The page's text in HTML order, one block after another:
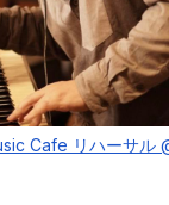
Cafe リハーサル